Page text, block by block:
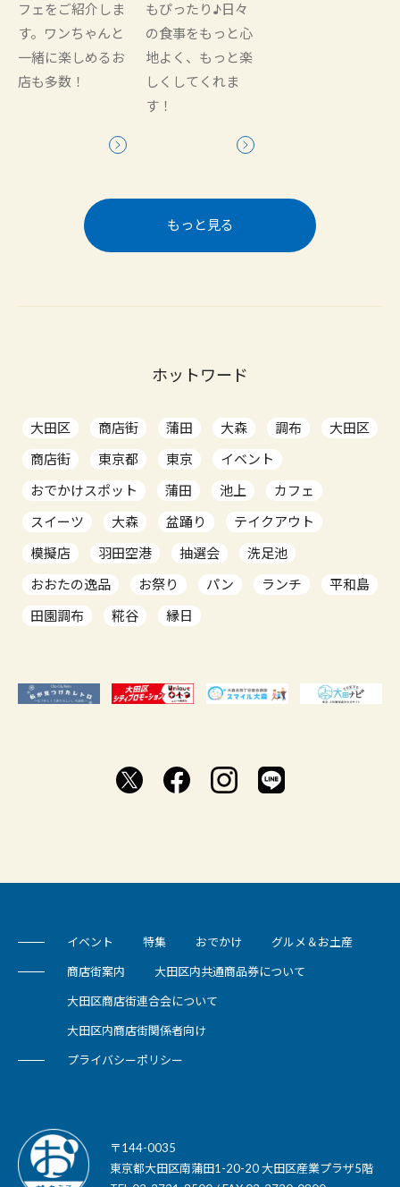
フェをご紹介しま
す。ワンちゃんと
一緒に楽しめるお
店も多数！
もぴったり♪日々
の食事をもっと心
地よく、もっと楽
しくしてくれま
す！
もっと見る
ホットワード
大田区 商店街 蒲田 大森 調布
大田区
商店街
東京都 東京
イベント
おでかけスポット
蒲田 池上
カフェ
スイーツ
大森 盆踊り
テイクアウト
模擬店
羽田空港 抽選会
洗足池
おおたの逸品
お祭り パン ランチ
平和島
田園調布
糀谷 縁日
イベント 特集 おでかけ グルメ＆お土産
商店街案内 大田区内共通商品券について
大田区商店街連合会について
大田区内商店街関係者向け
プライバシーポリシー
〒144-0035
東京都大田区南蒲田1-20-20 大田区産業プラザ5階